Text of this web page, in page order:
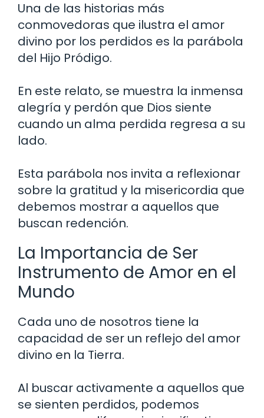
Una de las historias más
conmovedoras que ilustra el amor
divino por los perdidos es la parábola
del Hijo Pródigo.
En este relato, se muestra la inmensa
alegría y perdón que Dios siente
cuando un alma perdida regresa a su
lado.
Esta parábola nos invita a reflexionar
sobre la gratitud y la misericordia que
debemos mostrar a aquellos que
buscan redención.
La Importancia de Ser
Instrumento de Amor en el
Mundo
Cada uno de nosotros tiene la
capacidad de ser un reflejo del amor
divino en la Tierra.
Al buscar activamente a aquellos que
se sienten perdidos, podemos